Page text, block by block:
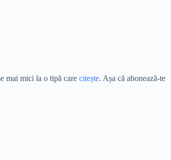
mai mici la o tipă care citește. Așa că abonează-te